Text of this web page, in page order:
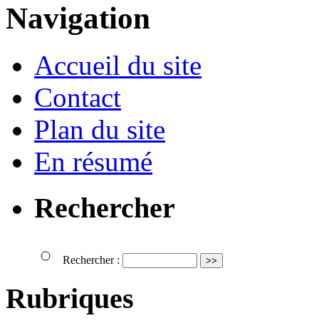
Navigation
Accueil du site
Contact
Plan du site
En résumé
Rechercher
Rechercher :
Rubriques